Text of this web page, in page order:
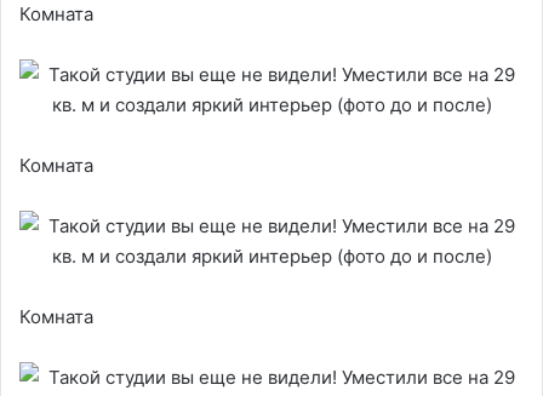
Комната
Комната
Комната